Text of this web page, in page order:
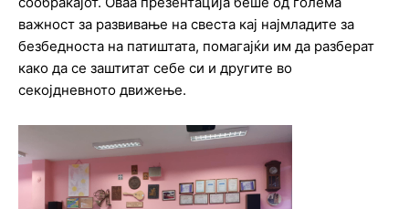
важност за развивање на свеста кај најмладите за
безбедноста на патиштата, помагајќи им да разберат
како да се заштитат себе си и другите во
секојдневното движење.